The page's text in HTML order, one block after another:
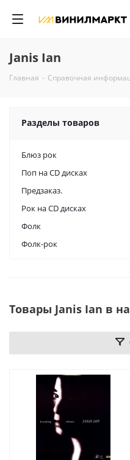
Janis Ian
Главная - Справочная
Разделы товаров
Блюз рок
Поп на CD дисках
Предзаказ.
Рок на CD дисках
Фолк
Фолк-рок
Товары Janis Ian в